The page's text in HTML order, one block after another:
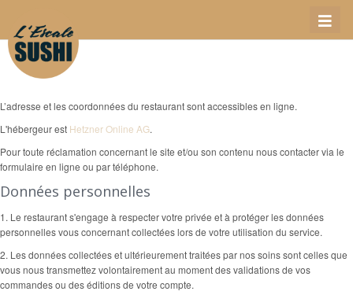
L’adresse et les coordonnées du restaurant sont accessibles en ligne.
L'hébergeur est Hetzner Online AG.
Pour toute réclamation concernant le site et/ou son contenu nous contacter via le
formulaire en ligne ou par téléphone.
Données personnelles
1. Le restaurant s'engage à respecter votre privée et à protéger les données
personnelles vous concernant collectées lors de votre utilisation du service.
2. Les données collectées et ultérieurement traitées par nos soins sont celles que
vous nous transmettez volontairement au moment des validations de vos
commandes ou des éditions de votre compte.